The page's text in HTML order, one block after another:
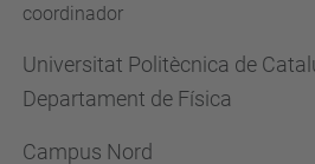
coordinador
Universitat Politècnica de
Departament de Física
Campus Nord